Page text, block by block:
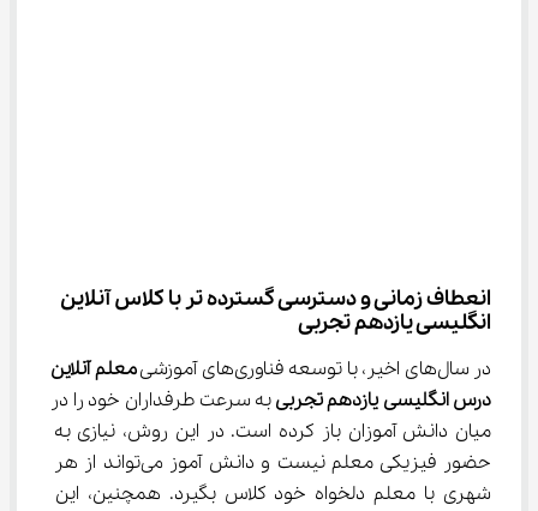
انعطاف زمانی و دسترسی گسترده تر با کلاس آنلاین
انگلیسی یازدهم تجربی
در سال‌های اخیر، با توسعه فناوری‌های آموزشی
معلم آنلاین
درس انگلیسی یازدهمتجربی به سرعت طرفداران خود را در
میان دانش آموزان باز کرده است. در این روش، نیازی به
حضور فیزیکی معلم نیست و دانش آموز می‌تواند از هر
شهری با معلم دلخواه خود کلاس بگیرد. همچنین، این